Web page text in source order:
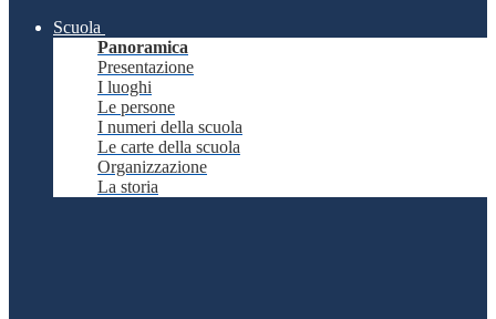
Scuola
Panoramica
Presentazione
I luoghi
Le persone
I numeri della scuola
Le carte della scuola
Organizzazione
La storia